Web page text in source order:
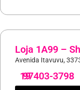
Loja 1A99 –
Avenida Itavuvu,
19
97403-3798